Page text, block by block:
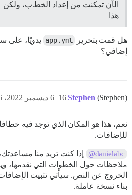
الآن تمكنت من إعداد الخطاب، ولكن
هذا
هل قمت بتحرير app.yml يدويًا، على
إضافي؟
Stephen (Stephen) 6 ديسمبر 2022، 7:06م 16
نعم، هذا هو المكان الذي توجد فيه
للإضافات.
@danielabc
إذا كنت تريد منا
ملاحظات حول الخطوات التي نقدمها،
الخروج عن النص. سيأتي تثبيت
بناء نسخة عاملة.